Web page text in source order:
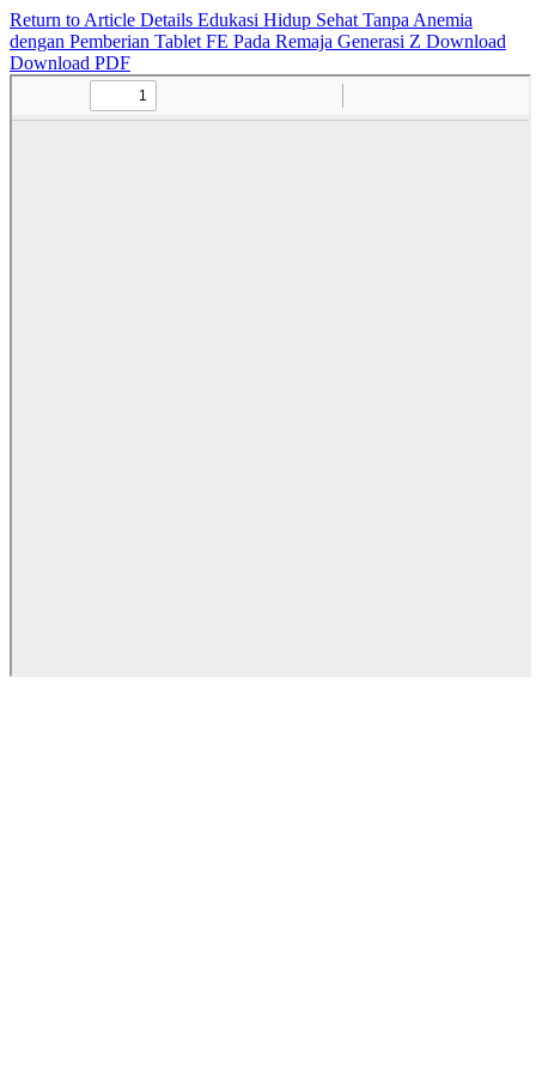
Return to Article Details Edukasi Hidup Sehat Tanpa Anemia
dengan Pemberian Tablet FE Pada Remaja Generasi Z Download
Download PDF